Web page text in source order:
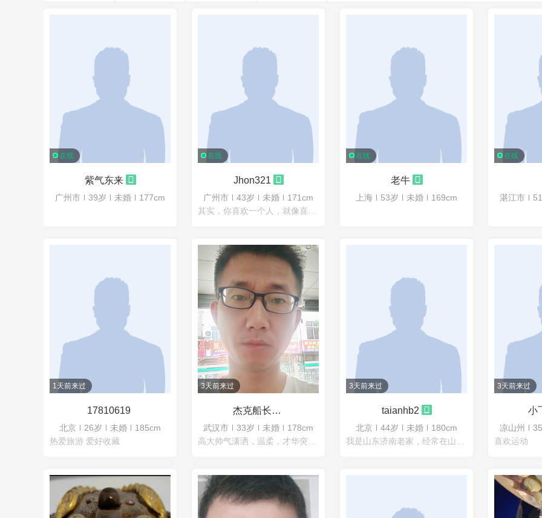
在线
紫气东来
广州市 39岁 未婚 177cm
在线
Jhon321
广州市 43岁 未婚
171cm
在线
老牛
上海 53岁 未婚 169cm
在线
湛江市
1天前来过
17810619
北京 26岁 未婚
185cm
热爱旅游 爱好收藏
3天前来过
杰克船长h332
武汉市 33岁 未婚
178cm
3天前来过
taianhb2
北京 44岁 未婚
180cm
3天前来过
小
凉山州
喜欢运动